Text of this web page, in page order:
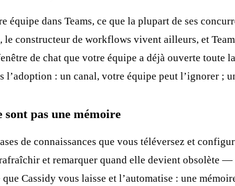
équipe dans Teams, ce que la plupart de ses
le constructeur de workflows vivent ailleurs, et
de chat que votre équipe a déjà ouverte
: un canal, votre équipe peut l’ignorer ;
sont pas une mémoire
de connaissances que vous téléversez et
et remarquer quand elle devient obsolète
Cassidy vous laisse et l’automatise : une